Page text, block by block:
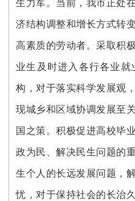
生力军。当前，我市正处
济结构调整和增长方式转
高素质的劳动者。采取积
业生及时进入各行各业
构，对于落实科学发展观
现城乡和区域协调发展至
国之策。积极促进高校毕
政为民、解决民生问题的
生个人的长远发展问题，
忧，对于保持社会的长治